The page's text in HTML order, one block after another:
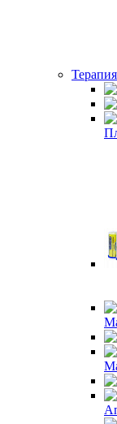
Терапия